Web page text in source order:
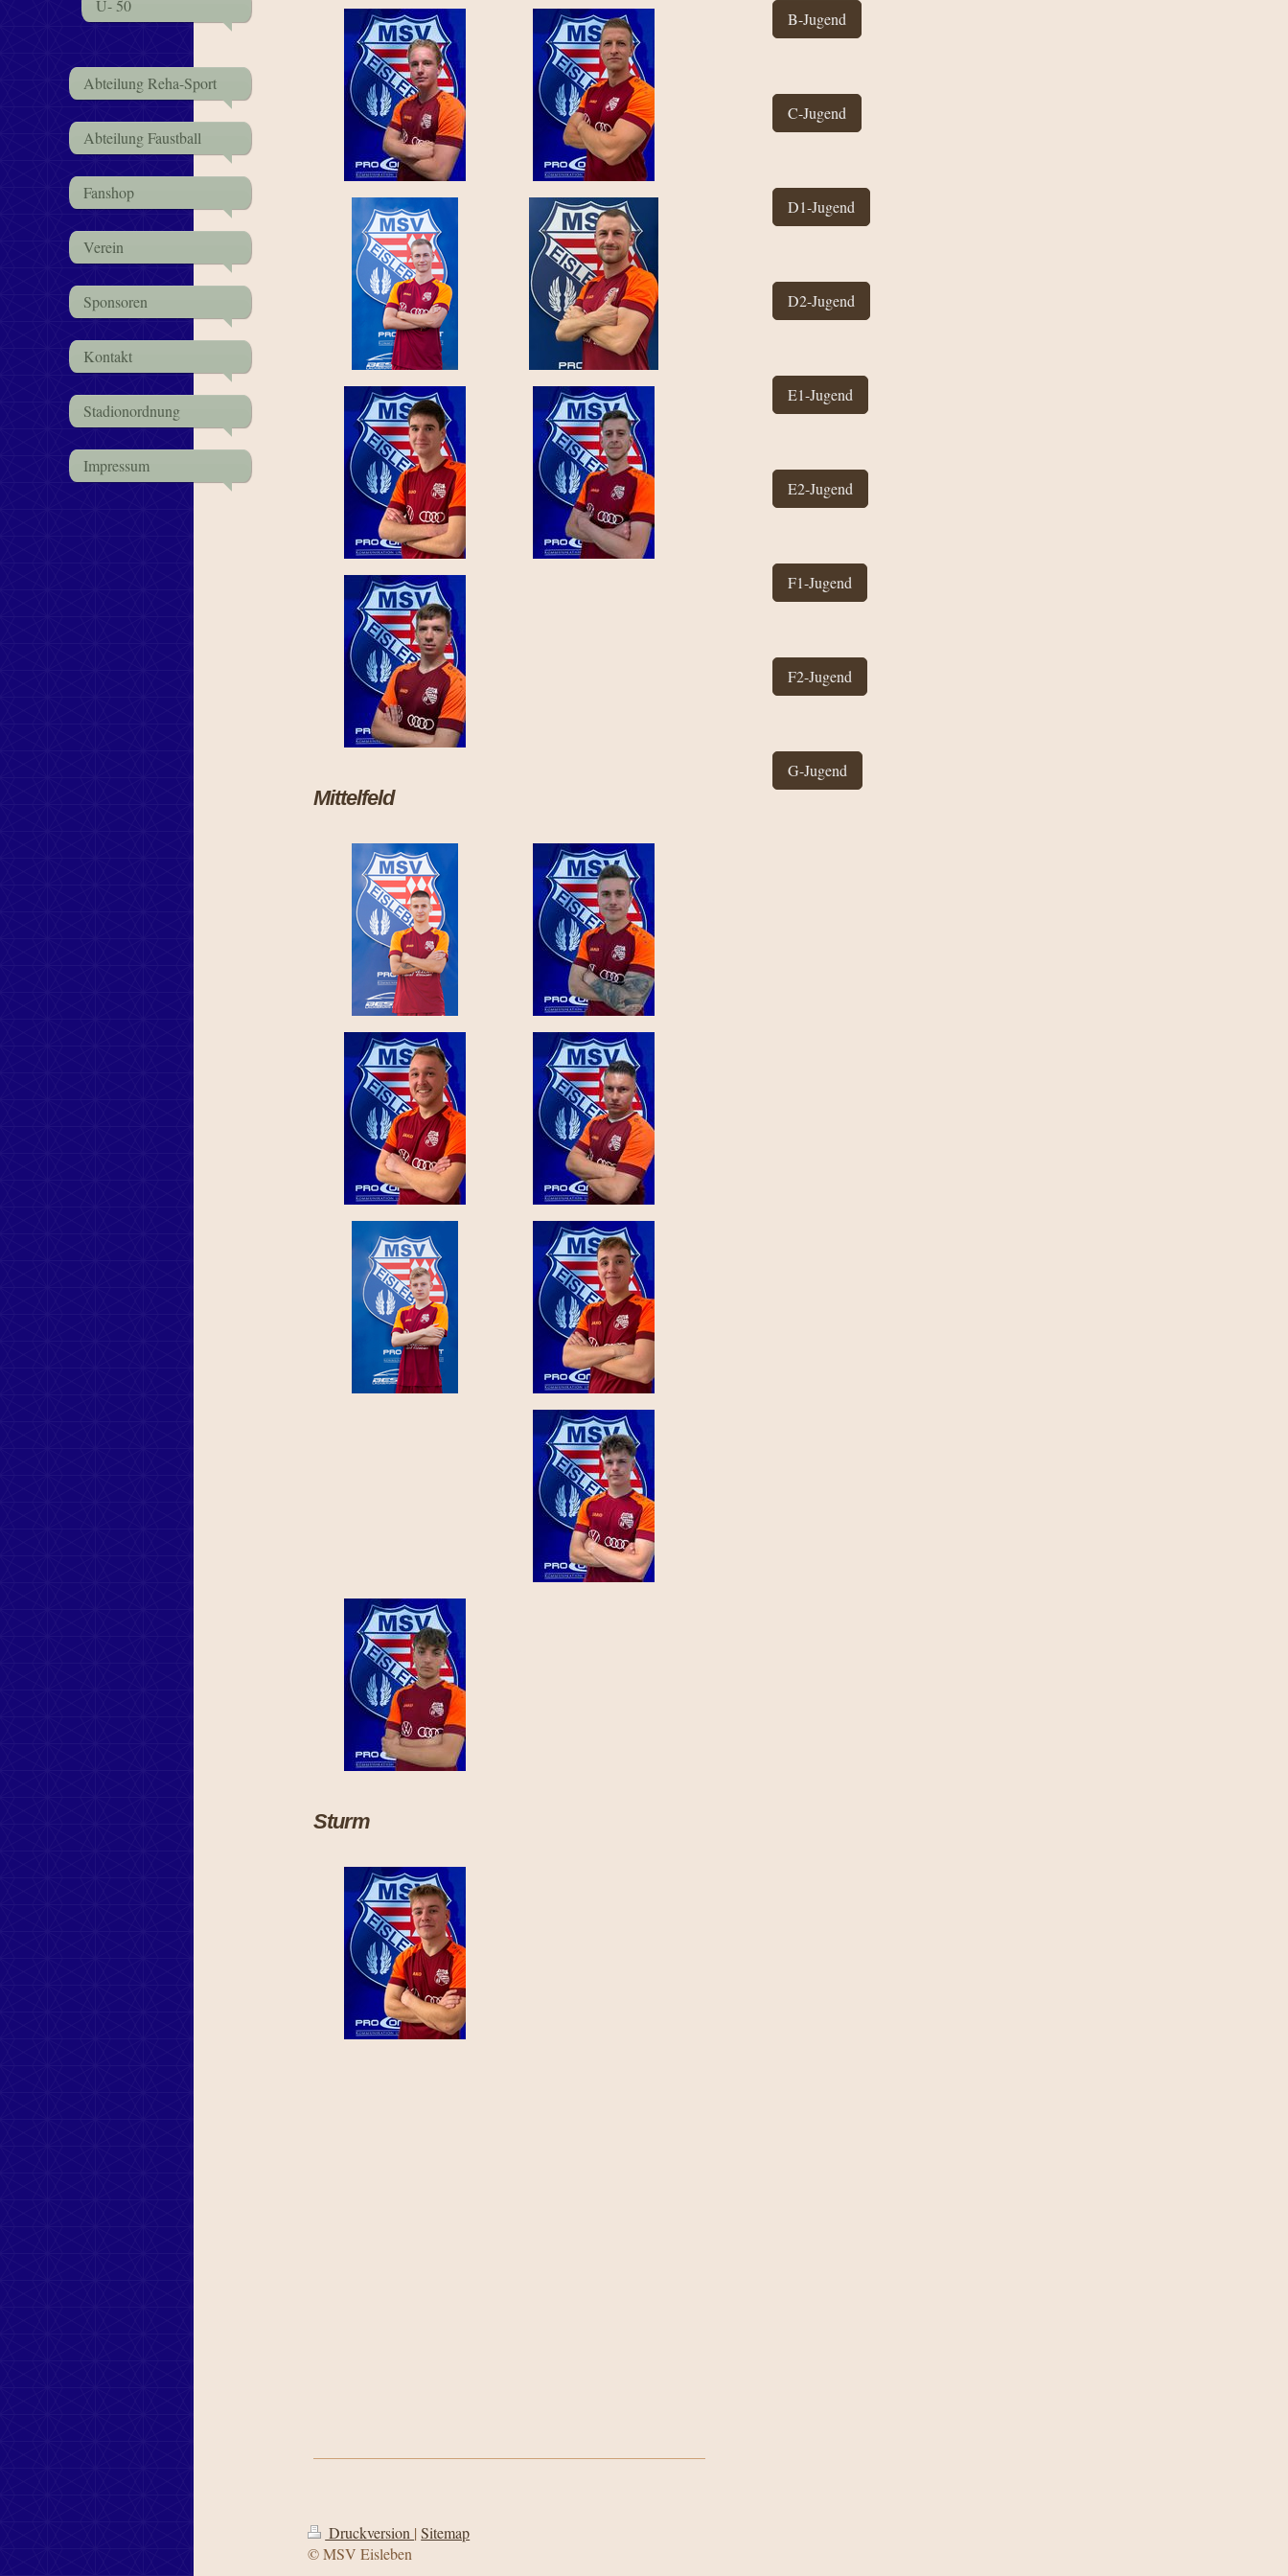
Ü- 50
Abteilung Reha-Sport
Abteilung Faustball
Fanshop
Verein
Sponsoren
Kontakt
Stadionordnung
Impressum
Mittelfeld
Sturm
B-Jugend
C-Jugend
D1-Jugend
D2-Jugend
E1-Jugend
E2-Jugend
F1-Jugend
F2-Jugend
G-Jugend
Druckversion | Sitemap
© MSV Eisleben